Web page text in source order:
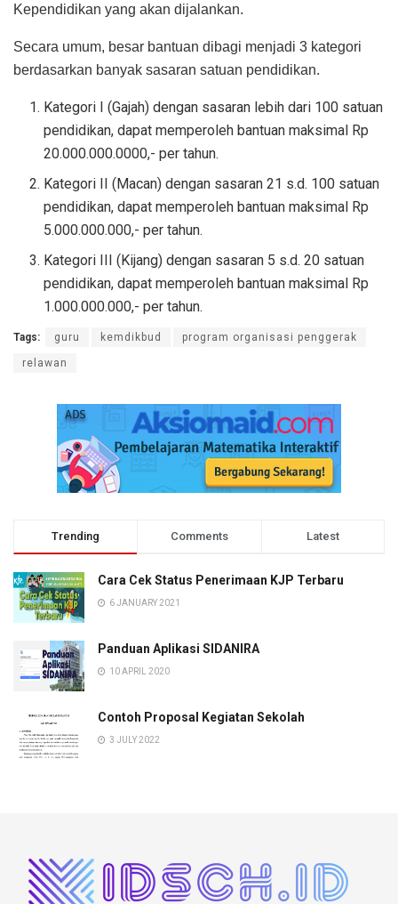
Kependidikan yang akan dijalankan.
Secara umum, besar bantuan dibagi menjadi 3 kategori
berdasarkan banyak sasaran satuan pendidikan.
Kategori I (Gajah) dengan sasaran lebih dari 100 satuan
pendidikan, dapat memperoleh bantuan maksimal Rp
20.000.000.0000,- per tahun.
Kategori II (Macan) dengan sasaran 21 s.d. 100 satuan
pendidikan, dapat memperoleh bantuan maksimal Rp
5.000.000.000,- per tahun.
Kategori III (Kijang) dengan sasaran 5 s.d. 20 satuan
pendidikan, dapat memperoleh bantuan maksimal Rp
1.000.000.000,- per tahun.
Tags: guru kemdikbud program organisasi penggerak
relawan
Trending Comments Latest
Cara Cek Status Penerimaan KJP Terbaru
6 JANUARY 2021
Panduan Aplikasi SIDANIRA
10 APRIL 2020
Contoh Proposal Kegiatan Sekolah
3 JULY 2022